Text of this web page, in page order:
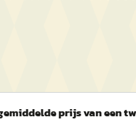
prijs van een